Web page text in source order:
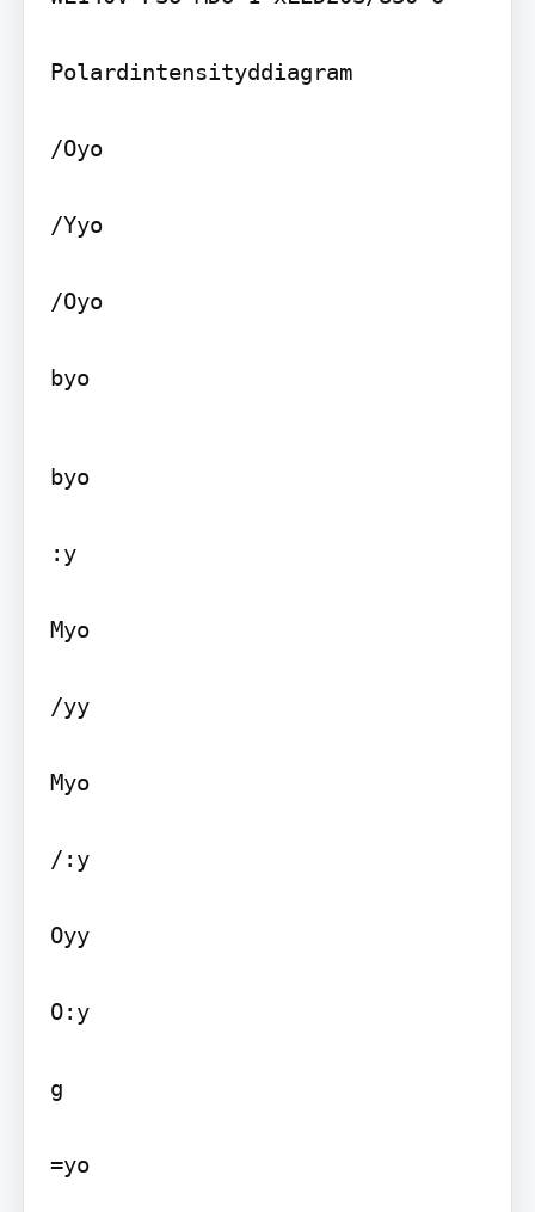
Polardintensityddiagram
/Oyo
/Yyo
/Oyo
byo
byo
:y
Myo
/yy
Myo
/:y
Oyy
O:y
g
=yo